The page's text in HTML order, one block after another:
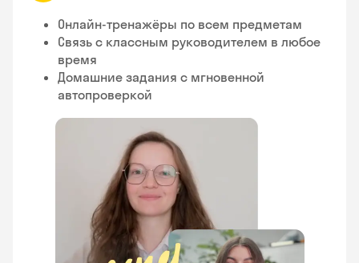
Онлайн-тренажёры по всем предметам
Связь с классным руководителем в любое
время
Домашние задания с мгновенной
автопроверкой